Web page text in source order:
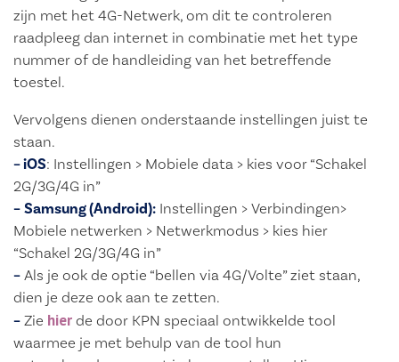
zijn met het 4G-Netwerk, om dit te controleren
raadpleeg dan internet in combinatie met het type
nummer of de handleiding van het betreffende
toestel.
Vervolgens dienen onderstaande instellingen juist te
staan.
– iOS: Instellingen > Mobiele data > kies voor “Schakel
2G/3G/4G in”
–Samsung (Android): Instellingen > Verbindingen>
Mobiele netwerken > Netwerkmodus > kies hier
“Schakel 2G/3G/4G in”
–Als je ook de optie “bellen via 4G/Volte” ziet staan,
dien je deze ook aan te zetten.
–Zie hier de door KPN speciaal ontwikkelde tool
waarmee je met behulp van de tool hun